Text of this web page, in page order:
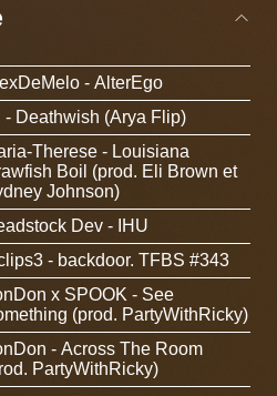
- AlterEgo
- Deathwish (Arya Flip)
Therese - Louisiana
Boil (prod. Eli Brown et
Johnson)
Dev - IHU
- backdoor. TFBS #343
x SPOOK - See
(prod. PartyWithRicky)
- Across The Room
PartyWithRicky)